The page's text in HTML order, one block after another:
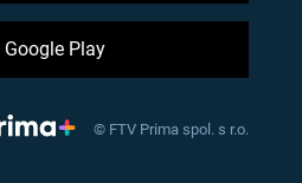
Google Play
© FTV Prima spol. s r.o.